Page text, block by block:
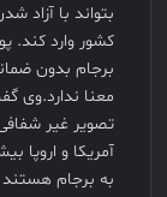
بتواند با آزاد
کشور وارد کند.
برجام بدون
معنا ندارد.وی
تصویر غیر
آمریکا و اروپا
به برجام هستند